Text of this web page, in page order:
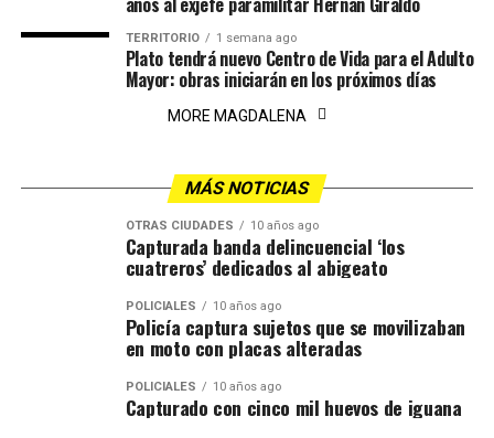
TERRITORIO 1 semana ago
Plato tendrá nuevo Centro de Vida para el Adulto
Mayor: obras iniciarán en los próximos días
MORE MAGDALENA
MÁS NOTICIAS
OTRAS CIUDADES 10 años ago
Capturada banda delincuencial ‘los
cuatreros’ dedicados al abigeato
POLICIALES 10 años ago
Policía captura sujetos que se movilizaban
en moto con placas alteradas
POLICIALES 10 años ago
Capturado con cinco mil huevos de iguana